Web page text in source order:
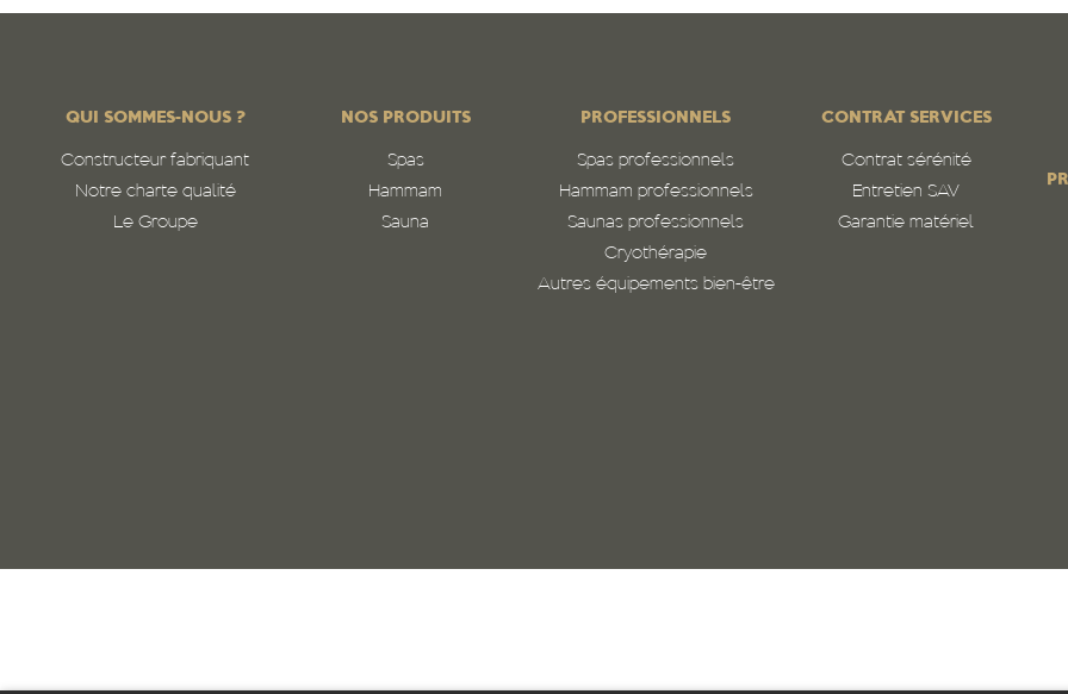
QUI SOMMES-NOUS ?
Constructeur fabriquant
Notre charte qualité
Le Groupe
NOS PRODUITS
Spas
Hammam
Sauna
PROFESSIONNELS
Spas professionnels
Hammam professionnels
Saunas professionnels
Cryothérapie
Autres équipements bien-être
CONTRAT SERVICES
Contrat sérénité
Entretien SAV
Garantie matériel